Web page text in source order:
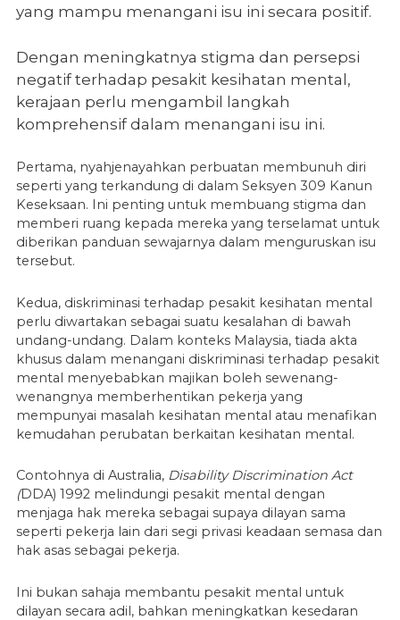
yang mampu menangani isu ini secara positif.
Dengan meningkatnya stigma dan persepsi
negatif terhadap pesakit kesihatan mental,
kerajaan perlu mengambil langkah
komprehensif dalam menangani isu ini.
Pertama, nyahjenayahkan perbuatan membunuh diri
seperti yang terkandung di dalam Seksyen 309 Kanun
Keseksaan. Ini penting untuk membuang stigma dan
memberi ruang kepada mereka yang terselamat untuk
diberikan panduan sewajarnya dalam menguruskan isu
tersebut.
Kedua, diskriminasi terhadap pesakit kesihatan mental
perlu diwartakan sebagai suatu kesalahan di bawah
undang-undang. Dalam konteks Malaysia, tiada akta
khusus dalam menangani diskriminasi terhadap pesakit
mental menyebabkan majikan boleh sewenang-
wenangnya memberhentikan pekerja yang
mempunyai masalah kesihatan mental atau menafikan
kemudahan perubatan berkaitan kesihatan mental.
Contohnya di Australia, Disability Discrimination Act
(DDA) 1992 melindungi pesakit mental dengan
menjaga hak mereka sebagai supaya dilayan sama
seperti pekerja lain dari segi privasi keadaan semasa dan
hak asas sebagai pekerja.
Ini bukan sahaja membantu pesakit mental untuk
dilayan secara adil, bahkan meningkatkan kesedaran